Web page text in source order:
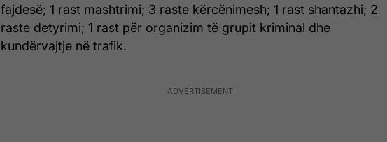
fajdesë; 1 rast mashtrimi; 3 raste kërcënimesh; 1 rast shantazhi; 2
raste detyrimi; 1 rast për organizim të grupit kriminal dhe
kundërvajtje në trafik.